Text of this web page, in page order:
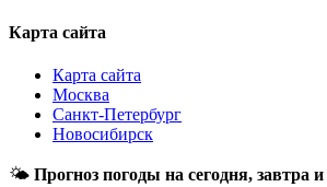
Карта сайта
Карта сайта
Москва
Санкт-Петербург
Новосибирск
🌤 Прогноз погоды на сегодня, завтра